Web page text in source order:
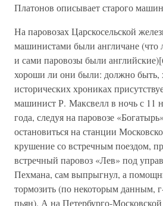
Платонов описывает старого
На паровозах Царскосельской
машинистами были англичане (что
и сами паровозы были
хороши ли они были: должно быть,
исторических хрониках
машинист Р. Максвелл в ночь с 11
года, следуя на паровозе
остановиться на станции
крушение со встречным поездом,
встречный паровоз «Лев» под
Пехмана, сам выпрыгнул, а
тормозить (по некоторым данным,
пьян). А на Петербурго-